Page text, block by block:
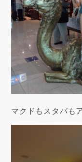
マクドもスタバも